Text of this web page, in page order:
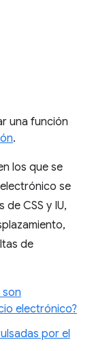
una función
.
los que se
se
CSS y IU,
de
son
electrónico?
por el